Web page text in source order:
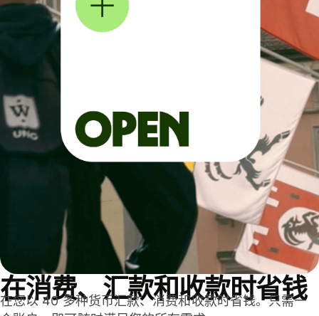
在消费、汇款和收款时省钱
在您以 40 多种货币汇款、消费和收款时省钱。只需一